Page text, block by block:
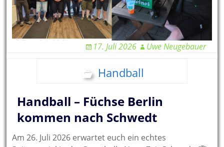
17. Juli 2026 Uwe Neugebauer
Handball
Handball – Füchse Berlin
kommen nach Schwedt
Am 26. Juli 2026 erwartet euch ein echtes